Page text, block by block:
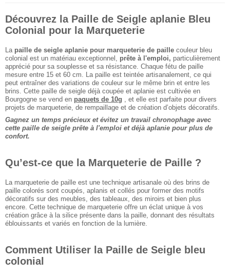
Découvrez la Paille de Seigle aplanie Bleu
Colonial pour la Marqueterie
La paille de seigle aplanie pour marqueterie de paille couleur bleu
colonial est un matériau exceptionnel, prête à l'emploi, particulièrement
apprécié pour sa souplesse et sa résistance. Chaque fétu de paille
mesure entre 15 et 60 cm. La paille est teintée artisanalement, ce qui
peut entraîner des variations de couleur sur le même brin et entre les
brins. Cette paille de seigle déjà coupée et aplanie est cultivée en
Bourgogne se vend en paquets de 10g , et elle est parfaite pour divers
projets de marqueterie, de rempaillage et de création d’objets décoratifs.
Gagnez un temps précieux et évitez un travail chronophage avec
cette paille de seigle prête à l'emploi et déjà aplanie pour plus de
confort.
Qu’est-ce que la Marqueterie de Paille ?
La marqueterie de paille est une technique artisanale où des brins de
paille colorés sont coupés, aplanis et collés pour former des motifs
décoratifs sur des meubles, des tableaux, des miroirs et bien plus
encore. Cette technique de marqueterie offre un éclat unique à vos
création grâce à la silice présente dans la paille, donnant des résultats
éblouissants et variés en fonction de la lumière.
Comment Utiliser la Paille de Seigle bleu
colonial